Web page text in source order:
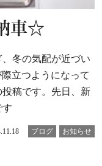
車☆
冬の気配が近づい
立つようになって
稿です。先日、新
す
ブログ お知らせ